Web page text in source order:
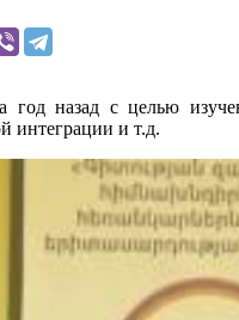
год назад с целью
интеграции и т.д.